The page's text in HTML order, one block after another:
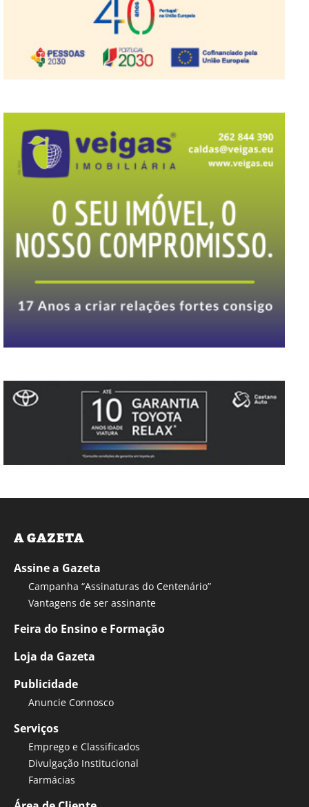
A GAZETA
Assine a Gazeta
Campanha “Assinaturas do Centenário”
Vantagens de ser assinante
Feira do Ensino e Formação
Loja da Gazeta
Publicidade
Anuncie Connosco
Serviços
Emprego e Classificados
Divulgação Institucional
Farmácias